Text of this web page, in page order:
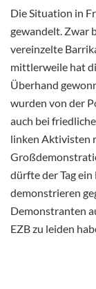
Die Situation in
gewandelt. Zwar
vereinzelte
mittlerweile hat
Überhand
wurden von der
auch bei
linken Aktivisten
dürfte der Tag
demonstrieren
Demonstranten
EZB zu leiden